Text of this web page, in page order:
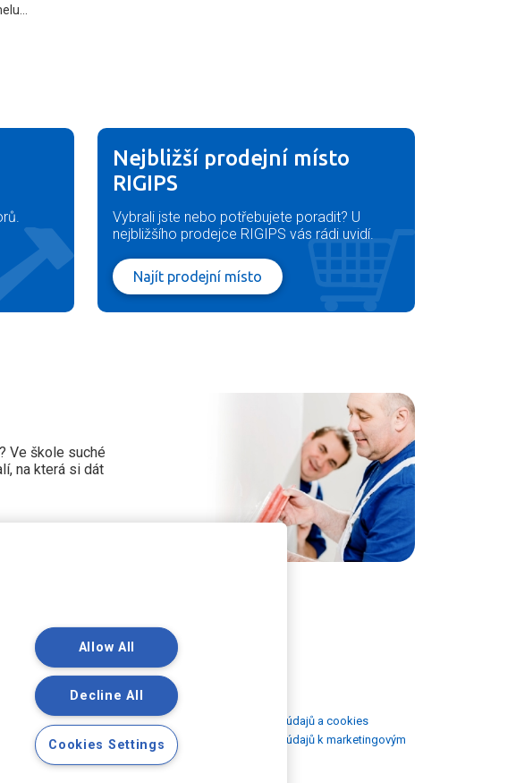
Nejbližší prodejní místo
RIGIPS
Vybrali jste nebo potřebujete poradit? U
nejbližšího prodejce RIGIPS vás rádi uvidí.
Najít prodejní místo
Ve škole suché
na která si dát
Užitečné odkazy
Právní Podmínky
Souhlas se zpracováním osobních údajů a cookies
Souhlas se zpracováním osobních údajů k marketingovým
Allow All
Decline All
Cookies Settings